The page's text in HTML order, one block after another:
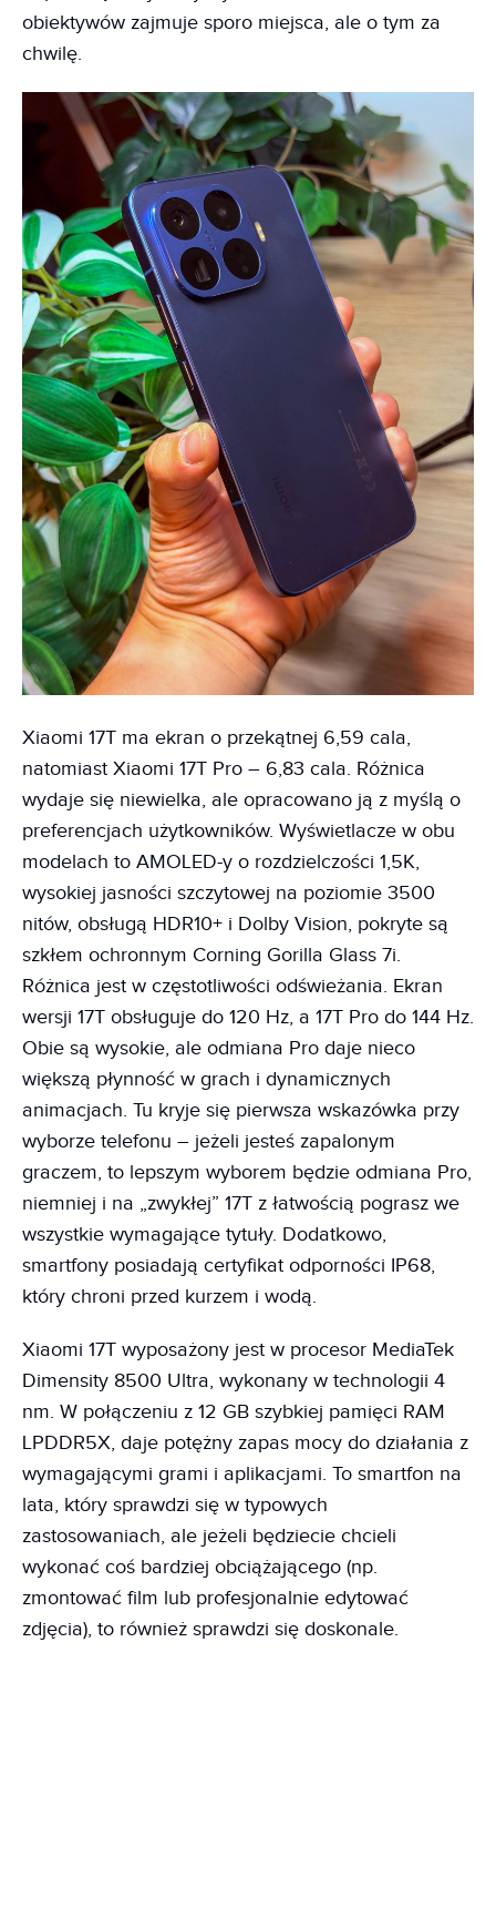
obiektywów zajmuje sporo miejsca, ale o tym za
chwilę.
Xiaomi 17T ma ekran o przekątnej 6,59 cala,
natomiast Xiaomi 17T Pro – 6,83 cala. Różnica
wydaje się niewielka, ale opracowano ją z myślą o
preferencjach użytkowników. Wyświetlacze w obu
modelach to AMOLED-y o rozdzielczości 1,5K,
wysokiej jasności szczytowej na poziomie 3500
nitów, obsługą HDR10+ i Dolby Vision, pokryte są
szkłem ochronnym Corning Gorilla Glass 7i.
Różnica jest w częstotliwości odświeżania. Ekran
wersji 17T obsługuje do 120 Hz, a 17T Pro do 144 Hz.
Obie są wysokie, ale odmiana Pro daje nieco
większą płynność w grach i dynamicznych
animacjach. Tu kryje się pierwsza wskazówka przy
wyborze telefonu – jeżeli jesteś zapalonym
graczem, to lepszym wyborem będzie odmiana Pro,
niemniej i na „zwykłej” 17T z łatwością pograsz we
wszystkie wymagające tytuły. Dodatkowo,
smartfony posiadają certyfikat odporności IP68,
który chroni przed kurzem i wodą.
Xiaomi 17T wyposażony jest w procesor MediaTek
Dimensity 8500 Ultra, wykonany w technologii 4
nm. W połączeniu z 12 GB szybkiej pamięci RAM
LPDDR5X, daje potężny zapas mocy do działania z
wymagającymi grami i aplikacjami. To smartfon na
lata, który sprawdzi się w typowych
zastosowaniach, ale jeżeli będziecie chcieli
wykonać coś bardziej obciążającego (np.
zmontować film lub profesjonalnie edytować
zdjęcia), to również sprawdzi się doskonale.